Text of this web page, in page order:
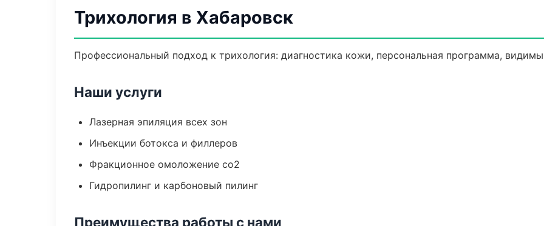
Трихология в Хабаровск
Профессиональный подход к трихология: диагностика кожи, персональная программа,
Наши услуги
Лазерная эпиляция всех зон
Инъекции ботокса и филлеров
Фракционное омоложение co2
Гидропилинг и карбоновый пилинг
Преимущества работы с нами